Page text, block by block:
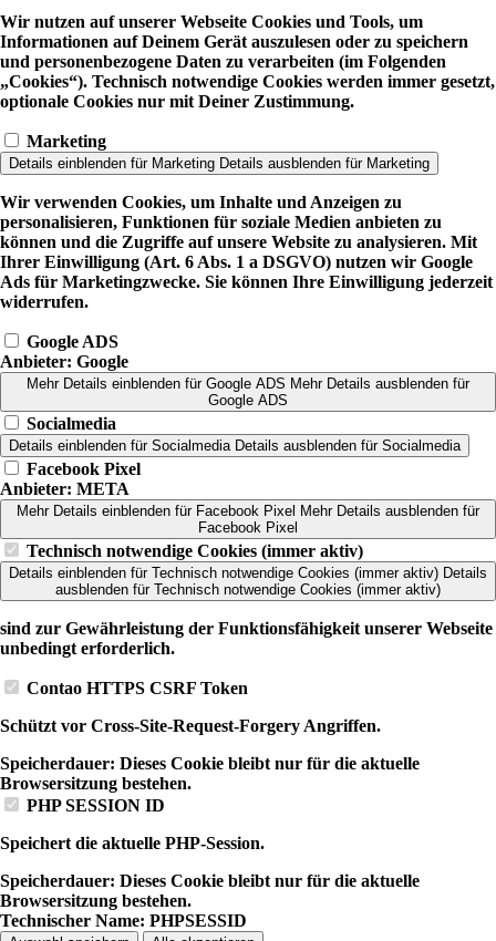
Wir nutzen auf unserer Webseite Cookies und Tools, um
Informationen auf Deinem Gerät auszulesen oder zu speichern
und personenbezogene Daten zu verarbeiten (im Folgenden
„Cookies“). Technisch notwendige Cookies werden immer gesetzt,
optionale Cookies nur mit Deiner Zustimmung.
Marketing
Details einblenden für Marketing Details ausblenden für Marketing
Wir verwenden Cookies, um Inhalte und Anzeigen zu
personalisieren, Funktionen für soziale Medien anbieten zu
können und die Zugriffe auf unsere Website zu analysieren. Mit
Ihrer Einwilligung (Art. 6 Abs. 1 a DSGVO) nutzen wir Google
Ads für Marketingzwecke. Sie können Ihre Einwilligung jederzeit
widerrufen.
Google ADS
Anbieter: Google
Mehr Details einblenden für Google ADS Mehr Details ausblenden für
Google ADS
Socialmedia
Details einblenden für Socialmedia Details ausblenden für Socialmedia
Facebook Pixel
Anbieter: META
Mehr Details einblenden für Facebook Pixel Mehr Details ausblenden für
Facebook Pixel
Technisch notwendige Cookies (immer aktiv)
Details einblenden für Technisch notwendige Cookies (immer aktiv) Details
ausblenden für Technisch notwendige Cookies (immer aktiv)
sind zur Gewährleistung der Funktionsfähigkeit unserer Webseite
unbedingt erforderlich.
Contao HTTPS CSRF Token
Schützt vor Cross-Site-Request-Forgery Angriffen.
Speicherdauer: Dieses Cookie bleibt nur für die aktuelle
Browsersitzung bestehen.
PHP SESSION ID
Speichert die aktuelle PHP-Session.
Speicherdauer: Dieses Cookie bleibt nur für die aktuelle
Browsersitzung bestehen.
Technischer Name: PHPSESSID